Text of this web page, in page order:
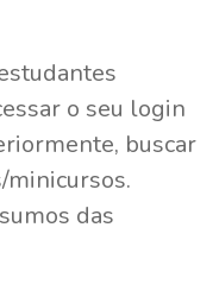
o seu login
buscar
minicursos.
das